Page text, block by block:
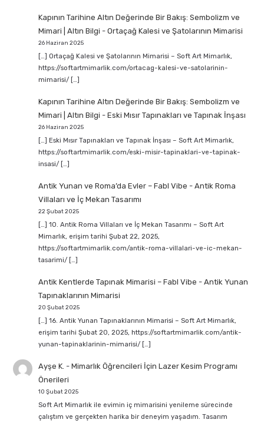
Kapının Tarihine Altın Değerinde Bir Bakış: Sembolizm ve
Mimari | Altın Bilgi - Ortaçağ Kalesi ve Şatolarının Mimarisi
26 Haziran 2025
[…] Ortaçağ Kalesi ve Şatolarının Mimarisi – Soft Art Mimarlık,
https://softartmimarlik.com/ortacag-kalesi-ve-satolarinin-
mimarisi/ […]
Kapının Tarihine Altın Değerinde Bir Bakış: Sembolizm ve
Mimari | Altın Bilgi - Eski Mısır Tapınakları ve Tapınak İnşası
26 Haziran 2025
[…] Eski Mısır Tapınakları ve Tapınak İnşası – Soft Art Mimarlık,
https://softartmimarlik.com/eski-misir-tapinaklari-ve-tapinak-
insasi/ […]
Antik Yunan ve Roma’da Evler – Fabl Vibe - Antik Roma
Villaları ve İç Mekan Tasarımı
22 Şubat 2025
[…] 10. Antik Roma Villaları ve İç Mekan Tasarımı – Soft Art
Mimarlık, erişim tarihi Şubat 22, 2025,
https://softartmimarlik.com/antik-roma-villalari-ve-ic-mekan-
tasarimi/ […]
Antik Kentlerde Tapınak Mimarisi – Fabl Vibe - Antik Yunan
Tapınaklarının Mimarisi
20 Şubat 2025
[…] 16. Antik Yunan Tapınaklarının Mimarisi – Soft Art Mimarlık,
erişim tarihi Şubat 20, 2025, https://softartmimarlik.com/antik-
yunan-tapinaklarinin-mimarisi/ […]
Ayşe K. - Mimarlık Öğrencileri İçin Lazer Kesim Programı
Önerileri
10 Şubat 2025
Soft Art Mimarlık ile evimin iç mimarisini yenileme sürecinde
çalıştım ve gerçekten harika bir deneyim yaşadım. Tasarım